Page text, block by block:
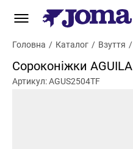
Головна / Каталог / Взуття /
Сороконіжки AGUILA
Артикул: AGUS2504TF